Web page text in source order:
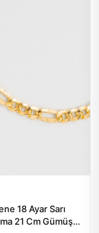
18 Ayar Sarı
21 Cm Gümüş